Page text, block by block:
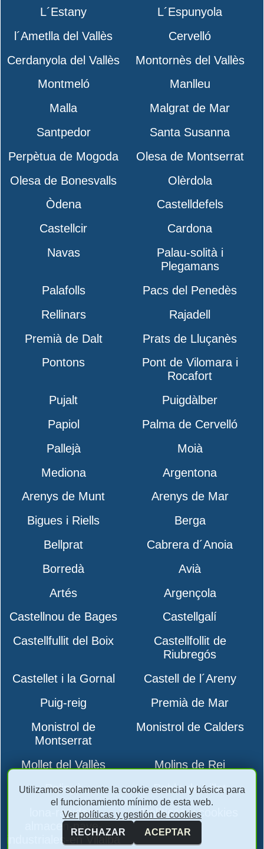
L´Estany
L´Espunyola
l´Ametlla del Vallès
Cervelló
Cerdanyola del Vallès
Montornès del Vallès
Montmeló
Manlleu
Malla
Malgrat de Mar
Santpedor
Santa Susanna
Perpètua de Mogoda
Olesa de Montserrat
Olesa de Bonesvalls
Olèrdola
Òdena
Castelldefels
Castellcir
Cardona
Navas
Palau-solità i
Plegamans
Palafolls
Pacs del Penedès
Rellinars
Rajadell
Premià de Dalt
Prats de Lluçanès
Pontons
Pont de Vilomara i
Rocafort
Pujalt
Puigdàlber
Papiol
Palma de Cervelló
Pallejà
Moià
Mediona
Argentona
Arenys de Munt
Arenys de Mar
Bigues i Riells
Berga
Bellprat
Cabrera d´Anoia
Borredà
Avià
Artés
Argençola
Castellnou de Bages
Castellgalí
Castellfullit del Boix
Castellfollit de
Riubregós
Castellet i la Gornal
Castell de l´Areny
Puig-reig
Premià de Mar
Monistrol de
Montserrat
Monistrol de Calders
Mollet del Vallès
Molins de Rei
Polinyà
Pobla de Lillet
lona-rapidas-
almacen-nave-
industriales-en Vilalba
Políticas y cookies
Utilizamos solamente la cookie esencial y básica para
el funcionamiento mínimo de esta web.
Ver políticas y gestión de cookies
RECHAZAR
ACEPTAR